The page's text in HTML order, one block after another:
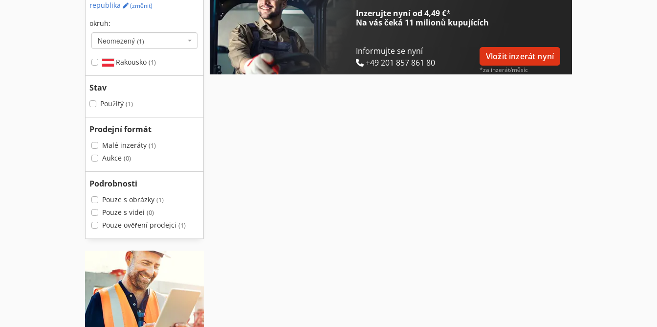
republika
(změnit)
okruh:
Neomezený (1)
Rakousko (1)
Stav
Použitý (1)
Prodejní formát
Malé inzeráty (1)
Aukce (0)
Podrobnosti
Pouze s obrázky (1)
Pouze s videi (0)
Pouze ověření prodejci (1)
Hitachi Zw220
Inzerujte nyní od 4,49 €*
Na vás čeká 11 milionů kupujících
Informujte se nyní
+49 201 857 861 80
Vložit inzerát nyní
*za inzerát/měsíc